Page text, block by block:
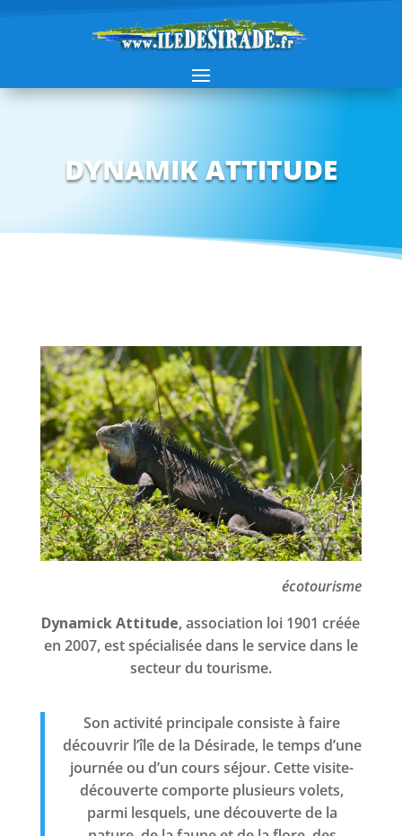
DYNAMIK ATTITUDE
écotourisme
Dynamick Attitude, association loi 1901 créée
en 2007, est spécialisée dans le service dans le
secteur du tourisme.
Son activité principale consiste à faire
découvrir l’île de la Désirade, le temps d’une
journée ou d’un cours séjour. Cette visite-
découverte comporte plusieurs volets,
parmi lesquels, une découverte de la